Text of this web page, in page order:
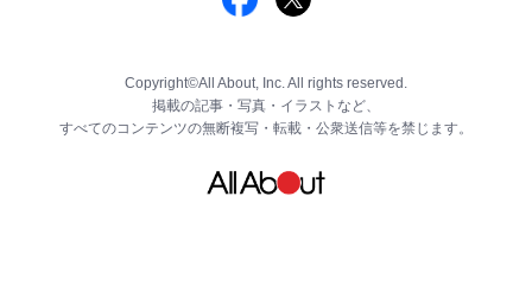
Copyright©All About, Inc. All rights reserved.
掲載の記事・写真・イラストなど、
すべてのコンテンツの無断複写・転載・公衆送信等を禁じます。